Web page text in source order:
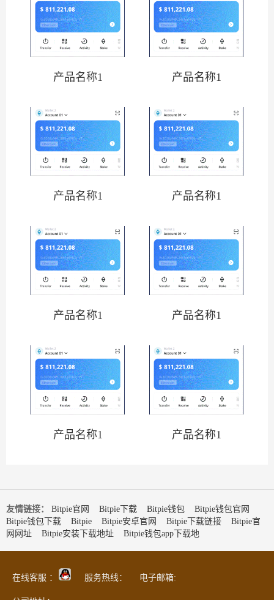
产品名称1 产品名称1
产品名称1 产品名称1
产品名称1 产品名称1
产品名称1 产品名称1
友情链接： Bitpie官网 Bitpie下载 Bitpie钱包
Bitpie钱包官网
Bitpie钱包下载
Bitpie Bitpie安卓官网 Bitpie下载链接
Bitpie官
网网址
Bitpie安装下载地址 Bitpie钱包app下载地
在线客服 ： 服务热线： 电子邮箱: